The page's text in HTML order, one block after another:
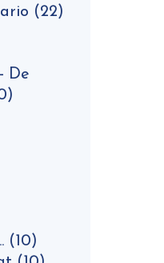
(22)
De
(10)